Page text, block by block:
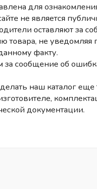
для
не является
оставляют за
товара, не
факту.
сообщение об
наш каталог еще
документации.